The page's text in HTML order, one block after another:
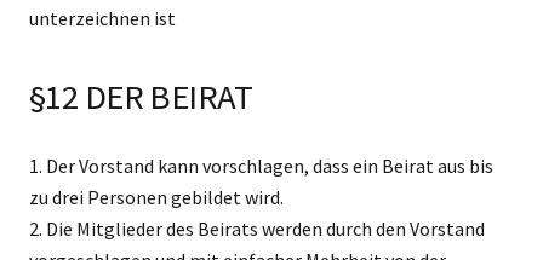
unterzeichnen ist
§12 DER BEIRAT
1. Der Vorstand kann vorschlagen, dass ein Beirat aus bis
zu drei Personen gebildet wird.
2. Die Mitglieder des Beirats werden durch den Vorstand